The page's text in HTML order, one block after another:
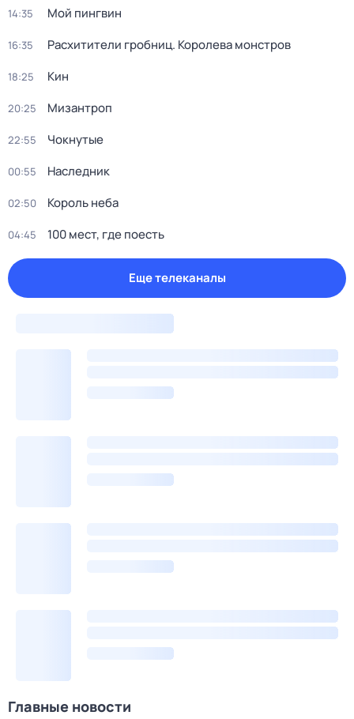
14:35 Мой пингвин
16:35 Расхитители гробниц. Королева монстров
18:25 Кин
20:25 Мизантроп
22:55 Чокнутые
00:55 Наследник
02:50 Король неба
04:45 100 мест, где поесть
Еще телеканалы
Главные новости